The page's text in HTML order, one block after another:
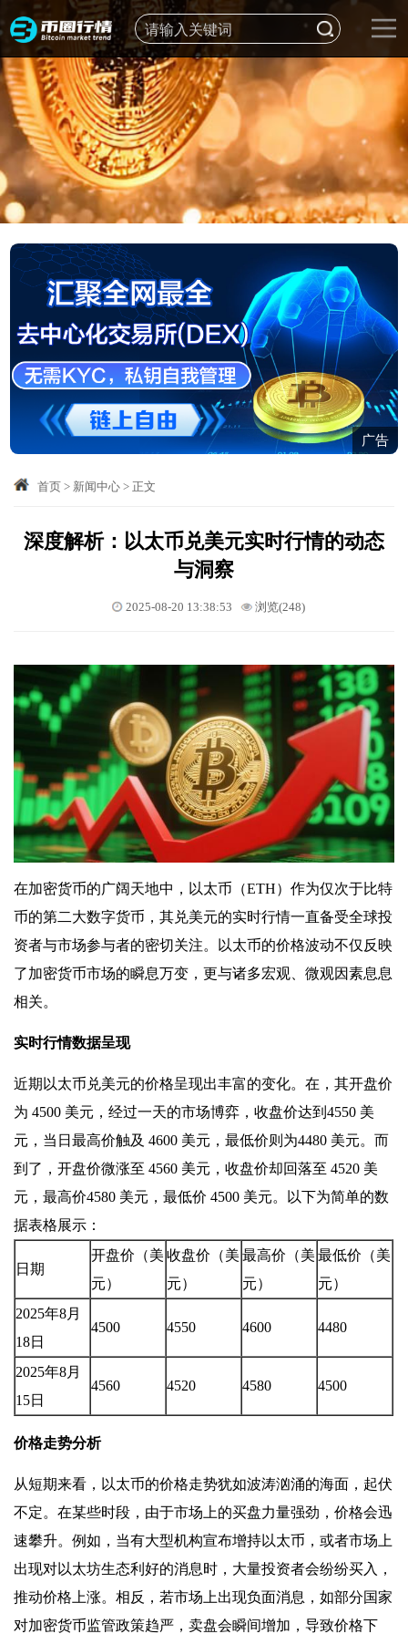
广告
首页 > 新闻中心 >正文
深度解析：以太币兑美元实时行情的动态
与洞察
2025-08-20 13:38:53 浏览(248)
在加密货币的广阔天地中，以太币（ETH）作为仅次于比特
币的第二大数字货币，其兑美元的实时行情一直备受全球投
资者与市场参与者的密切关注。以太币的价格波动不仅反映
了加密货币市场的瞬息万变，更与诸多宏观、微观因素息息
相关。
实时行情数据呈现
近期以太币兑美元的价格呈现出丰富的变化。在，其开盘价
为 4500 美元，经过一天的市场博弈，收盘价达到4550 美
元，当日最高价触及 4600 美元，最低价则为4480 美元。而
到了，开盘价微涨至 4560 美元，收盘价却回落至 4520 美
元，最高价4580 美元，最低价 4500 美元。以下为简单的数
据表格展示：
日期
开盘价（美
元）
收盘价（美
元）
最高价（美
元）
最低价（美
元）
2025年8月
18日
4500 4550 4600 4480
2025年8月
15日
4560 4520 4580 4500
价格走势分析
从短期来看，以太币的价格走势犹如波涛汹涌的海面，起伏
不定。在某些时段，由于市场上的买盘力量强劲，价格会迅
速攀升。例如，当有大型机构宣布增持以太币，或者市场上
出现对以太坊生态利好的消息时，大量投资者会纷纷买入，
推动价格上涨。相反，若市场上出现负面消息，如部分国家
对加密货币监管政策趋严，卖盘会瞬间增加，导致价格下